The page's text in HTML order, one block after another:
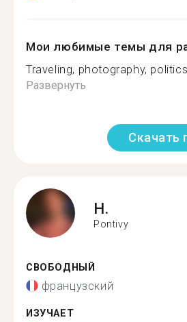
Мои любимые темы для
Traveling, photography,
Развернуть
Скачать
H.
Pontivy
СВОБОДНЫЙ
французский
ИЗУЧАЕТ